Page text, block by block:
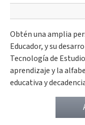
Obtén una amplia
Educador, y su
Tecnología de
aprendizaje y la
educativa y